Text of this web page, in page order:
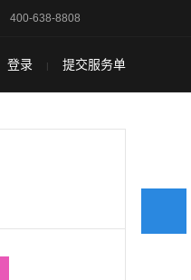
400-638-8808
登录 | 提交服务单